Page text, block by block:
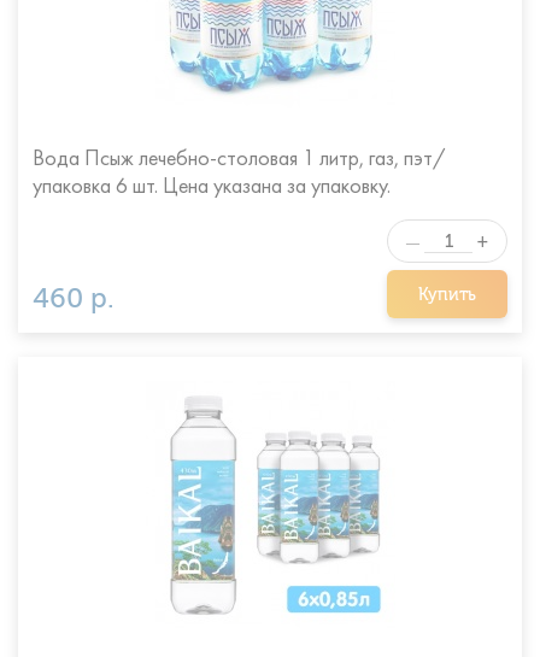
Вода Псыж лечебно-столовая 1 литр, газ, пэт/
упаковка 6 шт. Цена указана за упаковку.
460 р. Купить
— +